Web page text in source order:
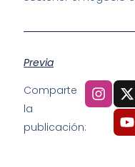
Previa
Comparte
la
publicación: